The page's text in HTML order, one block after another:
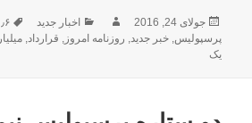
ارسال
شده
جولای 24, 2016 نویسندهدسته‌ها
اخبار جدید
پرسپولیس,خبر جدید, روزنامه امروز, قرارداد,
یک